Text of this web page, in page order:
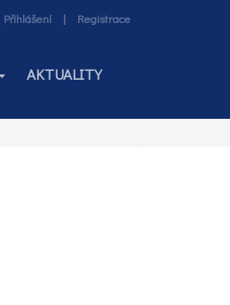
Přihlášení | Registrace
AKTUALITY